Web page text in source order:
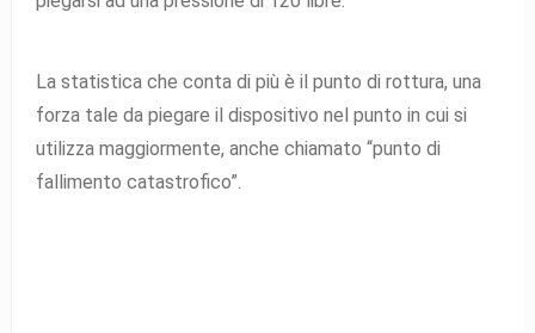
La statistica che conta di più è il punto di rottura, una
forza tale da piegare il dispositivo nel punto in cui si
utilizza maggiormente, anche chiamato “punto di
fallimento catastrofico”.